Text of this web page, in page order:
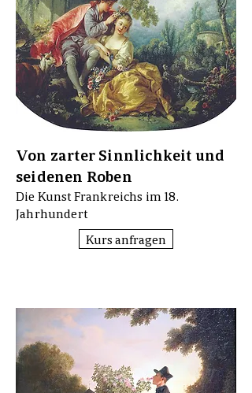
Von zarter Sinnlichkeit und
seidenen Roben
Die Kunst Frankreichs im 18.
Jahrhundert
Kurs anfragen